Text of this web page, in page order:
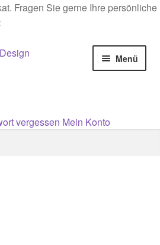
Fragen Sie gerne Ihre persönliche
Menü
& Pflege – Ratgeber
vergessen Mein Konto